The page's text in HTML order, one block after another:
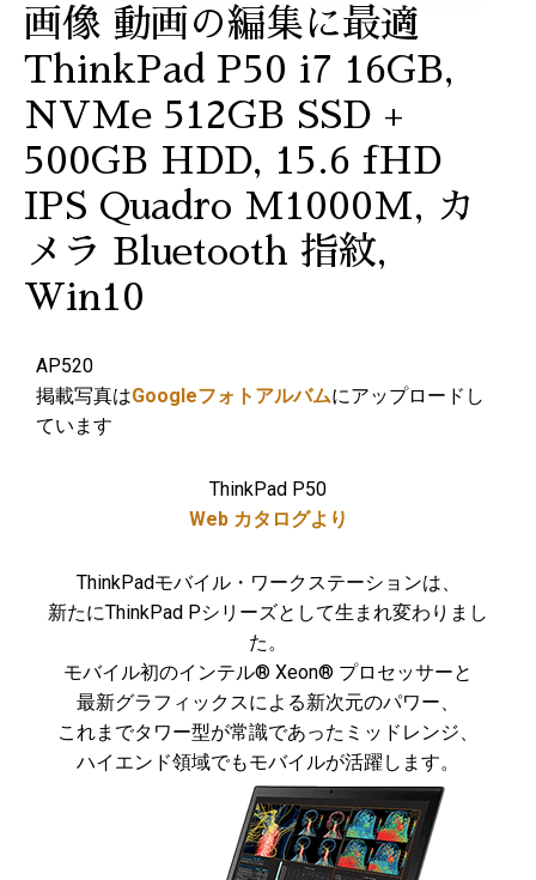
画像 動画の編集に最適
ThinkPad P50 i7 16GB,
NVMe 512GB SSD +
500GB HDD, 15.6 fHD
IPS Quadro M1000M, カ
メラ Bluetooth 指紋,
Win10
AP520
掲載写真はGoogleフォトアルバムにアップロードし
ています
ThinkPad P50
Web カタログより
ThinkPadモバイル・ワークステーションは、
新たにThinkPad Pシリーズとして生まれ変わりまし
た。
モバイル初のインテル® Xeon® プロセッサーと
最新グラフィックスによる新次元のパワー、
これまでタワー型が常識であったミッドレンジ、
ハイエンド領域でもモバイルが活躍します。